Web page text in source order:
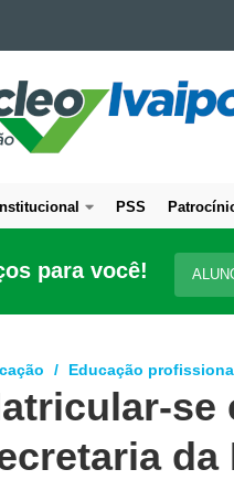
Institucional PSS
para você!
Educação
se
da